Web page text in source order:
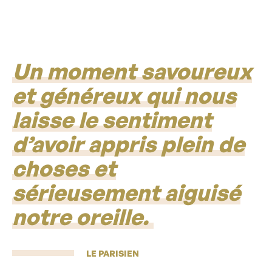
Un moment savoureux
et généreux qui nous
laisse le sentiment
d’avoir appris plein de
choses et
sérieusement aiguisé
notre oreille.
LE PARISIEN